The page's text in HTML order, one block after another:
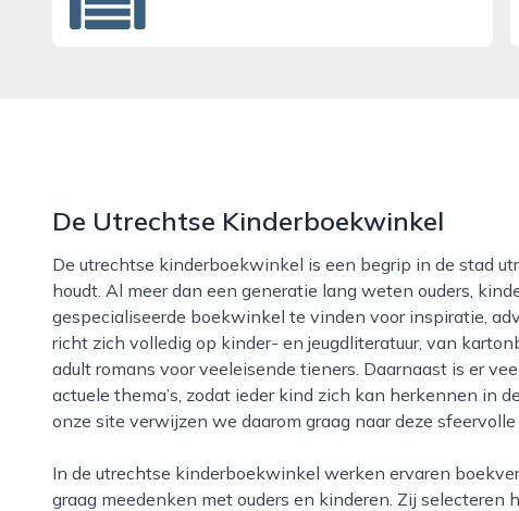
De Utrechtse Kinderboekwinkel
De utrechtse kinderboekwinkel is een begrip in de stad utrecht voor iedereen die van kinderboeken
houdt. Al meer dan een generatie lang weten ouders,
gespecialiseerde boekwinkel te vinden voor inspiratie,
richt zich volledig op kinder- en jeugdliteratuur, van
adult romans voor veeleisende tieners. Daarnaast is er
actuele thema’s, zodat ieder kind zich kan herkennen in
onze site verwijzen we daarom graag naar deze
In de utrechtse kinderboekwinkel werken ervaren boekverkopers die zelf verwoede lezers zijn en
graag meedenken met ouders en kinderen. Zij